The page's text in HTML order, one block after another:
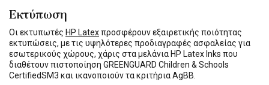
Εκτύπωση
Οι εκτυπωτές HP Latexπροσφέρουν εξαιρετικής ποιότητας
εκτυπώσεις, με τις υψηλότερες προδιαγραφές ασφαλείας για
εσωτερικούς χώρους, χάρις στα μελάνια HP Latex Inks που
διαθέτουν πιστοποίηση GREENGUARD Children & Schools
CertifiedSM3 και ικανοποιούν τα κριτήρια AgBB.